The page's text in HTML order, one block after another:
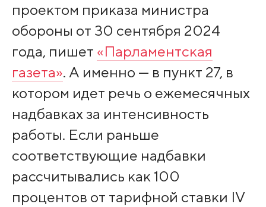
проектом приказа министра
обороны от 30 сентября 2024
года, пишет «Парламентская
газета». А именно — в пункт 27, в
котором идет речь о ежемесячных
надбавках за интенсивность
работы. Если раньше
соответствующие надбавки
рассчитывались как 100
процентов от тарифной ставки IV